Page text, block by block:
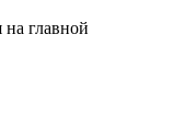
на главной